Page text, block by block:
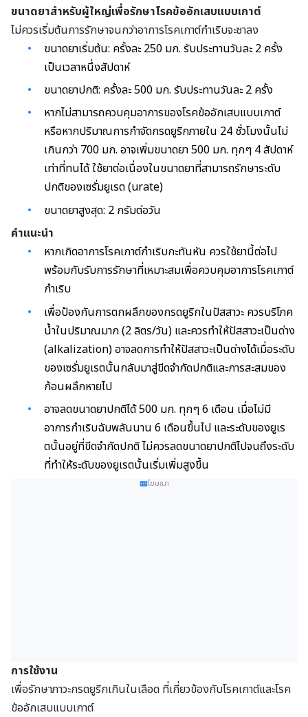
ขนาดยาสำหรับผู้ใหญ่เพื่อรักษาโรคข้ออักเสบแบบเกาต์
ไม่ควรเริ่มต้นการรักษาจนกว่าอาการโรคเกาต์กำเริบจะซาลง
ขนาดยาเริ่มต้น: ครั้งละ 250 มก. รับประทานวันละ 2 ครั้ง
เป็นเวลาหนึ่งสัปดาห์
ขนาดยาปกติ: ครั้งละ 500 มก. รับประทานวันละ 2 ครั้ง
หากไม่สามารถควบคุมอาการของโรคข้ออักเสบแบบเกาต์
หรือหากปริมาณการกำจัดกรดยูริกภายใน 24 ชั่วโมงนั้นไม่
เกินกว่า 700 มก. อาจเพิ่มขนาดยา 500 มก. ทุกๆ 4 สัปดาห์
เท่าที่ทนได้ ใช้ยาต่อเนื่องในขนาดยาที่สามารถรักษาระดับ
ปกติของเซรั่มยูเรต (urate)
ขนาดยาสูงสุด: 2 กรัมต่อวัน
คำแนะนำ
หากเกิดอาการโรคเกาต์กำเริบกะทันหัน ควรใช้ยานี้ต่อไป
พร้อมกับรับการรักษาที่เหมาะสมเพื่อควบคุมอาการโรคเกาต์
กำเริบ
เพื่อป้องกันการตกผลึกของกรดยูริกในปัสสาวะ ควรบริโภค
น้ำในปริมาณมาก (2 ลิตร/วัน) และควรทำให้ปัสสาวะเป็นด่าง
(alkalization) อาจลดการทำให้ปัสสาวะเป็นด่างได้เมื่อระดับ
ของเซรั่มยูเรตนั้นกลับมาสู่ขีดจำกัดปกติและการสะสมของ
ก้อนผลึกหายไป
อาจลดขนาดยาปกติได้ 500 มก. ทุกๆ 6 เดือน เมื่อไม่มี
อาการกำเริบฉับพลันนาน 6 เดือนขึ้นไป และระดับของยูเร
ตนั้นอยู่ที่ขีดจำกัดปกติ ไม่ควรลดขนาดยาปกติไปจนถึงระดับ
ที่ทำให้ระดับของยูเรตนั้นเริ่มเพิ่มสูงขึ้น
โฆษณา
การใช้งาน
เพื่อรักษาภาวะกรดยูริกเกินในเลือด ที่เกี่ยวข้องกับโรคเกาต์และโรค
ข้ออักเสบแบบเกาต์